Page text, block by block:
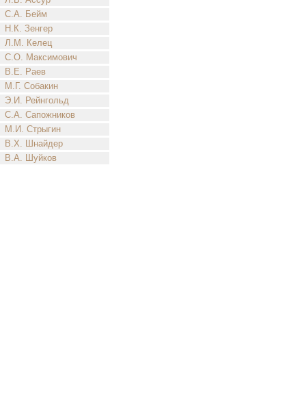
С.А. Бейм
Н.К. Зенгер
Л.М. Келец
С.О. Максимович
В.Е. Раев
М.Г. Собакин
Э.И. Рейнгольд
С.А. Сапожников
М.И. Стрыгин
В.Х. Шнайдер
В.А. Шуйков